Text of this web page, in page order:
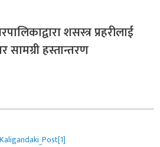
शसस्त्र प्रहरीलाई
सामग्री हस्तान्तरण